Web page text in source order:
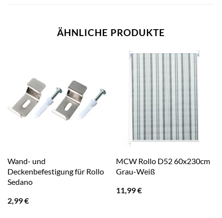
ÄHNLICHE PRODUKTE
Wand- und
Deckenbefestigung für Rollo
Sedano
2,99€
MCW Rollo D52 60x230cm
Grau-Weiß
11,99€